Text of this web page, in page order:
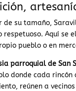
de su tamaño,
respetuoso. Aquí se
pueblo o en
parroquial de San
donde cada
reúnen a